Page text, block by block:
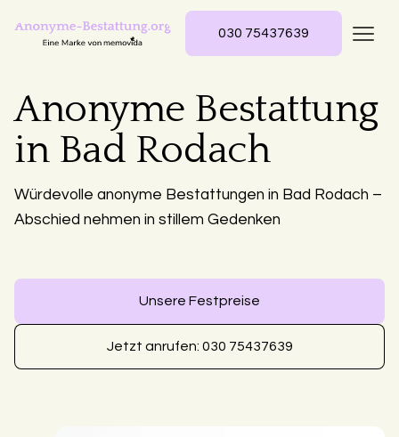
030 75437639
Anonyme Bestattung
in Bad Rodach
Würdevolle anonyme Bestattungen in Bad Rodach –
Abschied nehmen in stillem Gedenken
Unsere Festpreise
Jetzt anrufen: 030 75437639